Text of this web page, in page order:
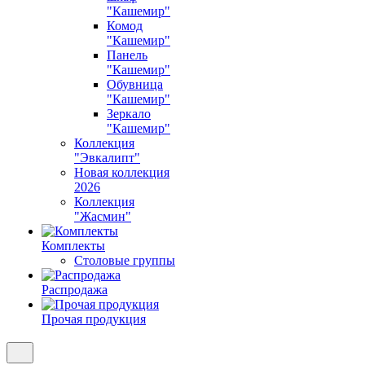
"Кашемир"
Комод
"Кашемир"
Панель
"Кашемир"
Обувница
"Кашемир"
Зеркало
"Кашемир"
Коллекция
"Эвкалипт"
Новая коллекция
2026
Коллекция
"Жасмин"
Комплекты
Столовые группы
Распродажа
Прочая продукция